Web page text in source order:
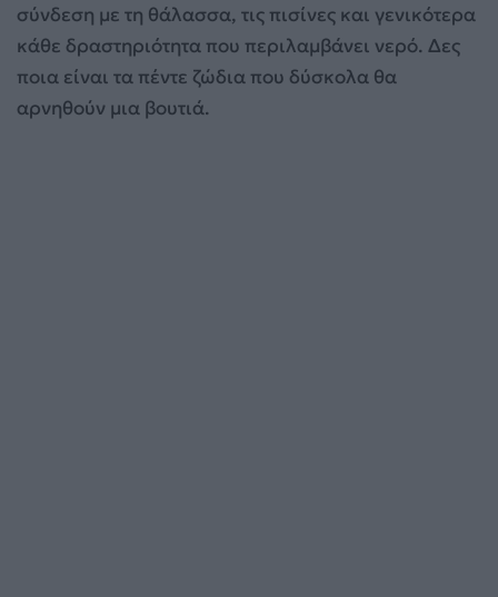
σύνδεση με τη θάλασσα, τις πισίνες και γενικότερα
κάθε δραστηριότητα που περιλαμβάνει νερό. Δες
ποια είναι τα πέντε ζώδια που δύσκολα θα
αρνηθούν μια βουτιά.